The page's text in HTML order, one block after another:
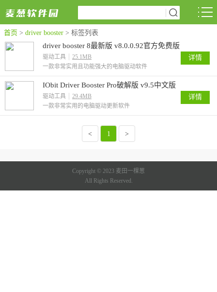
首页 > driver booster > 标签列表
driver booster 8最新版 v8.0.0.92官方免费版
驱动工具
25.1MB
一款非常实用且功能强大的电脑驱动软件
详情
IObit Driver Booster Pro破解版 v9.5中文版
驱动工具
29.4MB
一款非常实用的电脑驱动更新软件
详情
< 1 >
Copyright © 2023 麦田一棵葱
All Rights Reserved.